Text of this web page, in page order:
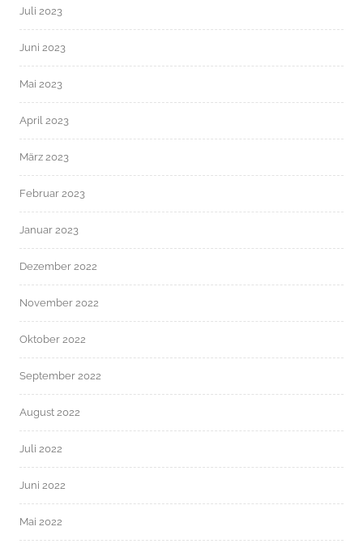
Juli 2023
Juni 2023
Mai 2023
April 2023
März 2023
Februar 2023
Januar 2023
Dezember 2022
November 2022
Oktober 2022
September 2022
August 2022
Juli 2022
Juni 2022
Mai 2022